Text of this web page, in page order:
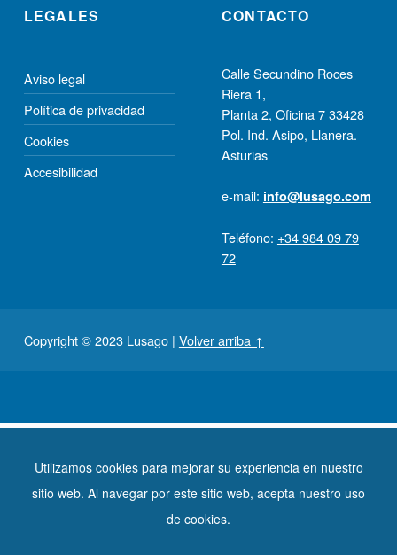
LEGALES
Aviso legal
Política de privacidad
Cookies
Accesibilidad
CONTACTO
Calle Secundino Roces
Riera 1,
Planta 2, Oﬁcina 7 33428
Pol. Ind. Asipo, Llanera.
Asturias
e-mail: info@lusago.com
Teléfono: +34 984 09 79
72
Copyright © 2023 Lusago | Volver arriba ↑
Utilizamos cookies para mejorar su experiencia en nuestro
sitio web. Al navegar por este sitio web, acepta nuestro uso
de cookies.